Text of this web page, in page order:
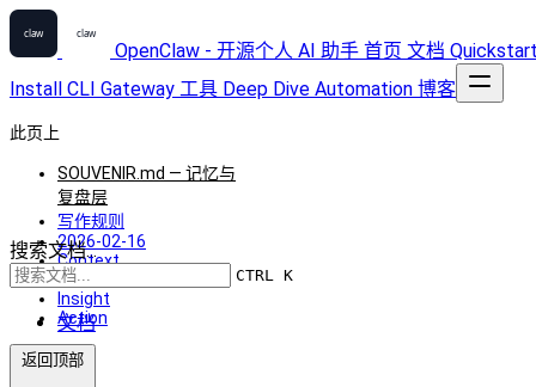
OpenClaw - 开源个人 AI 助手 首页 文档
Install CLI Gateway 工具 Deep Dive Automation 博客
搜索文档...
CTRL K
文档
此页上
SOUVENIR.md — 记忆与
复盘层
写作规则
2026-02-16
Context
Observation
Insight
Action
返回顶部